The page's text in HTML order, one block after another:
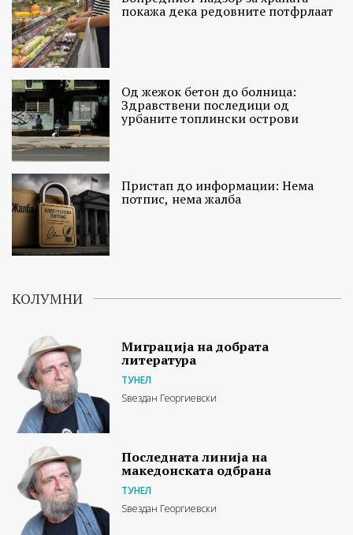
покажа дека редовните потфрлаат
Од жежок бетон до болница:
Здравствени последици од
урбаните топлински острови
Пристап до информации: Нема
потпис, нема жалба
КОЛУМНИ
Миграција на добрата
литература
ТУНЕЛ
Ѕвездан Георгиевски
Последната линија на
македонската одбрана
ТУНЕЛ
Ѕвездан Георгиевски